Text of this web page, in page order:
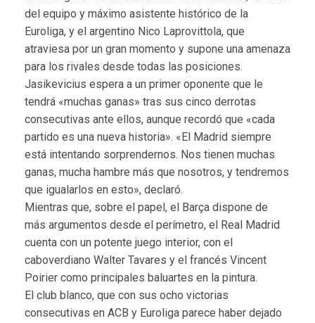
del equipo y máximo asistente histórico de la
Euroliga, y el argentino Nico Laprovittola, que
atraviesa por un gran momento y supone una amenaza
para los rivales desde todas las posiciones.
Jasikevicius espera a un primer oponente que le
tendrá «muchas ganas» tras sus cinco derrotas
consecutivas ante ellos, aunque recordó que «cada
partido es una nueva historia». «El Madrid siempre
está intentando sorprendernos. Nos tienen muchas
ganas, mucha hambre más que nosotros, y tendremos
que igualarlos en esto», declaró.
Mientras que, sobre el papel, el Barça dispone de
más argumentos desde el perímetro, el Real Madrid
cuenta con un potente juego interior, con el
caboverdiano Walter Tavares y el francés Vincent
Poirier como principales baluartes en la pintura.
El club blanco, que con sus ocho victorias
consecutivas en ACB y Euroliga parece haber dejado